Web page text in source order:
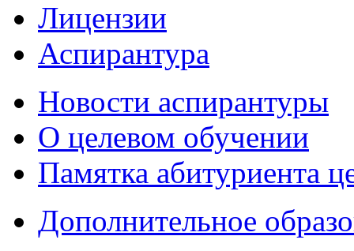
Лицензии
Аспирантура
Новости аспирантуры
О целевом обучении
Памятка абитуриента
Дополнительное